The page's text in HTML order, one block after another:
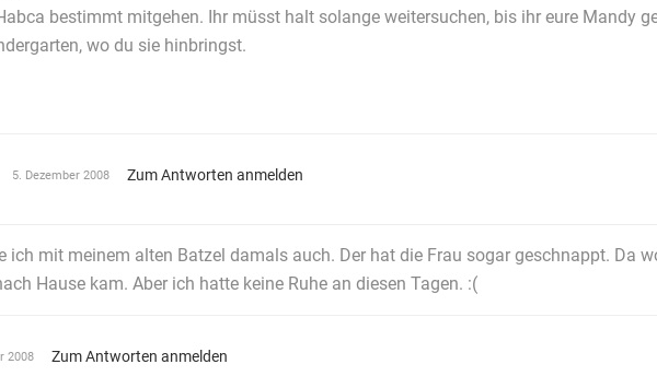
bestimmt mitgehen. Ihr müsst halt solange weitersuchen, bis ihr eure Mandy
wo du sie hinbringst.
5. Dezember 2008 Zum Antworten anmelden
ich mit meinem alten Batzel damals auch. Der hat die Frau sogar geschnappt. Da
Hause kam. Aber ich hatte keine Ruhe an diesen Tagen. :(
2008 Zum Antworten anmelden